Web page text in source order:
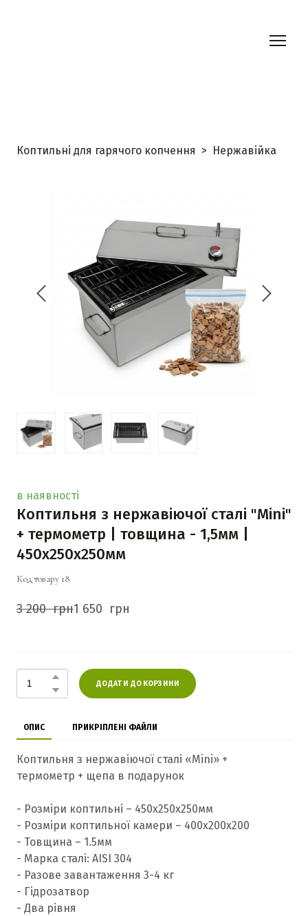
Коптильні для гарячого копчення Нержавійка
в наявності
Коптильня з нержавіючої сталі "Mini"
+ термометр | товщина - 1,5мм |
450х250х250мм
Код товару 18
3 200  грн1 650  грн
ДОДАТИ ДО КОРЗИНИ
ОПИС ПРИКРІПЛЕНІ ФАЙЛИ
Коптильня з нержавіючої сталі «Mini» +
термометр + щепа в подарунок
- Розміри коптильні – 450х250х250мм
- Розміри коптильної камери – 400х200х200
- Товщина – 1.5мм
- Марка сталі: AISI 304
- Разове завантаження 3-4 кг
- Гідрозатвор
- Два рівня